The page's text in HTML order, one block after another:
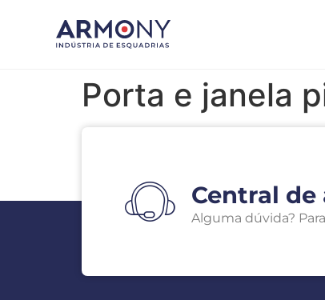
Porta e janela
Central de
Alguma dúvida?